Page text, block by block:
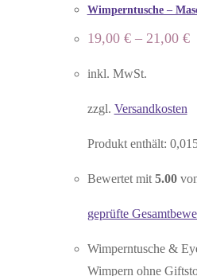
Wimperntusche –
19,00 €– 21,00 €
inkl. MwSt.
zzgl. Versandkosten
Produkt enthält:
Bewertet mit 5.00
geprüfte
Wimperntusche &
Wimpern ohne